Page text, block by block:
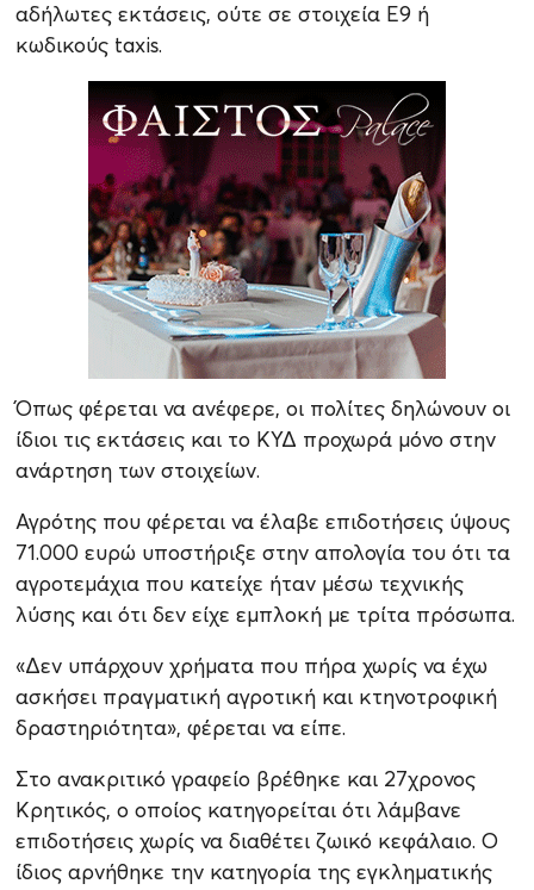
αδήλωτες εκτάσεις, ούτε σε στοιχεία Ε9 ή
κωδικούς taxis.
Όπως φέρεται να ανέφερε, οι πολίτες δηλώνουν οι
ίδιοι τις εκτάσεις και το ΚΥΔ προχωρά μόνο στην
ανάρτηση των στοιχείων.
Αγρότης που φέρεται να έλαβε επιδοτήσεις ύψους
71.000 ευρώ υποστήριξε στην απολογία του ότι τα
αγροτεμάχια που κατείχε ήταν μέσω τεχνικής
λύσης και ότι δεν είχε εμπλοκή με τρίτα πρόσωπα.
«Δεν υπάρχουν χρήματα που πήρα χωρίς να έχω
ασκήσει πραγματική αγροτική και κτηνοτροφική
δραστηριότητα», φέρεται να είπε.
Στο ανακριτικό γραφείο βρέθηκε και 27χρονος
Κρητικός, ο οποίος κατηγορείται ότι λάμβανε
επιδοτήσεις χωρίς να διαθέτει ζωικό κεφάλαιο. Ο
ίδιος αρνήθηκε την κατηγορία της εγκληματικής